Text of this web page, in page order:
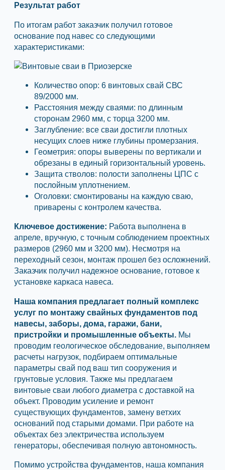
Результат работ
По итогам работ заказчик получил готовое
основание под навес со следующими
характеристиками:
Количество опор: 6 винтовых свай СВС
89/2000 мм.
Расстояния между сваями: по длинным
сторонам 2960 мм, с торца 3200 мм.
Заглубление: все сваи достигли плотных
несущих слоев ниже глубины промерзания.
Геометрия: опоры выверены по вертикали и
обрезаны в единый горизонтальный уровень.
Защита стволов: полости заполнены ЦПС с
послойным уплотнением.
Оголовки: смонтированы на каждую сваю,
приварены с контролем качества.
Ключевое достижение: Работа выполнена в
апреле, вручную, с точным соблюдением проектных
размеров (2960 мм и 3200 мм). Несмотря на
переходный сезон, монтаж прошел без осложнений.
Заказчик получил надежное основание, готовое к
установке каркаса навеса.
Наша компания предлагает полный комплекс
услуг по монтажу свайных фундаментов под
навесы, заборы, дома, гаражи, бани,
пристройки и промышленные объекты. Мы
проводим геологическое обследование, выполняем
расчеты нагрузок, подбираем оптимальные
параметры свай под ваш тип сооружения и
грунтовые условия. Также мы предлагаем
винтовые сваи любого диаметра с доставкой на
объект. Проводим усиление и ремонт
существующих фундаментов, замену ветхих
оснований под старыми домами. При работе на
объектах без электричества используем
генераторы, обеспечивая полную автономность.
Помимо устройства фундаментов, наша компания